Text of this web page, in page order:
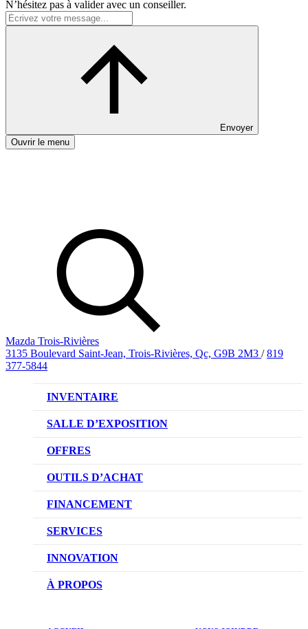
N’hésitez pas à valider avec un conseiller.
Envoyer
Ouvrir le menu
Mazda Trois-Rivières
3135 Boulevard Saint-Jean, Trois-Rivières, Qc, G9B 2M3 / 819
377-5844
INVENTAIRE
VÉHICULES NEUFS
VÉHICULES D’OCCASION
SALLE D’EXPOSITION
OFFRES
OFFRES DU CONCESSIONNAIRE
OUTILS D’ACHAT
CONFIGUREZ VOTRE VÉHICULE
RÉSERVEZ UN ESSAI ROUTIER
DEMANDEZ UN PRIX
FINANCEMENT
NOTRE DIFFÉRENCE
DEMANDE DE CRÉDIT AUTO
SERVICES
NOTRE PROMESSE
PRENDRE UN RENDEZ-VOUS
INNOVATION
TECHNOLOGIE SKYACTIV
À PROPOS